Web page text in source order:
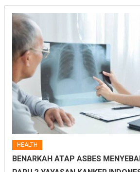
HEALTH
BENARKAH ATAP ASBES